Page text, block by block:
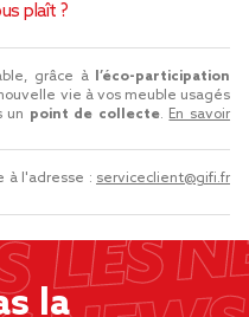
plaît ?
grâce à
l’éco-participation
vie à vos meuble usagés
un point de collecte. En savoir
à l'adresse : serviceclient@gifi.fr
la